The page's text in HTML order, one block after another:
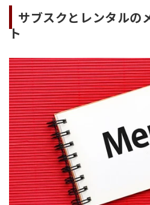
サブスクとレンタルの
ト